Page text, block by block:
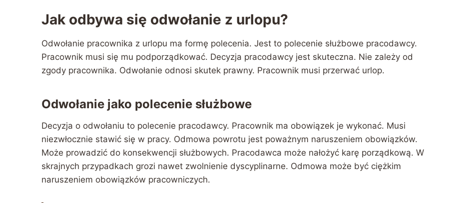
Jak odbywa się odwołanie z urlopu?
Odwołanie pracownika z urlopu ma formę polecenia. Jest to polecenie służbowe pracodawcy.
Pracownik musi się mu podporządkować. Decyzja pracodawcy jest skuteczna. Nie zależy od
zgody pracownika. Odwołanie odnosi skutek prawny. Pracownik musi przerwać urlop.
Odwołanie jako polecenie służbowe
Decyzja o odwołaniu to polecenie pracodawcy. Pracownik ma obowiązek je wykonać. Musi
niezwłocznie stawić się w pracy. Odmowa powrotu jest poważnym naruszeniem obowiązków.
Może prowadzić do konsekwencji służbowych. Pracodawca może nałożyć karę porządkową. W
skrajnych przypadkach grozi nawet zwolnienie dyscyplinarne. Odmowa może być ciężkim
naruszeniem obowiązków pracowniczych.